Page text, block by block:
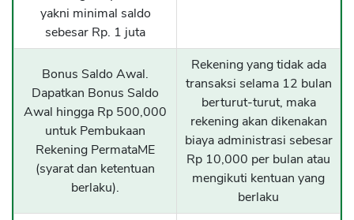
yakni minimal saldo
sebesar Rp. 1 juta
Bonus Saldo Awal.
Dapatkan Bonus Saldo
Awal hingga Rp 500,000
untuk Pembukaan
Rekening PermataME
(syarat dan ketentuan
berlaku).
Rekening yang tidak ada
transaksi selama 12 bulan
berturut-turut, maka
rekening akan dikenakan
biaya administrasi sebesar
Rp 10,000 per bulan atau
mengikuti kentuan yang
berlaku